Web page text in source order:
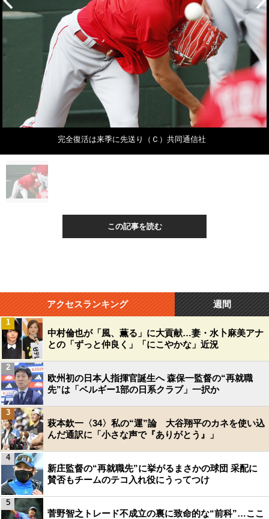
完全復活は来季に先送り（Ｃ）共同通信社
この記事を読む
アクセスランキング 週間
中村倫也が「風、薫る」に大貢献…妻・水卜麻美アナ
との「ずっと仲良く」「にこやかな」近況
1
欧州初の日本人指揮官誕生へ 森保一監督の“再就職
先”は「ベルギー1部の日系クラブ」一択か
2
萩本欽一〈34〉私の“運”論 大谷翔平のカネを使い込
んだ通訳に「小さな声で『ありがとう』」
3
新庄監督の“再就職先”に挙がるまさかの球団 采配に
賛否もチームのテコ入れ役にうってつけ
4
菅野智之トレード不成立の裏に致命的な“前科”…ここ
5